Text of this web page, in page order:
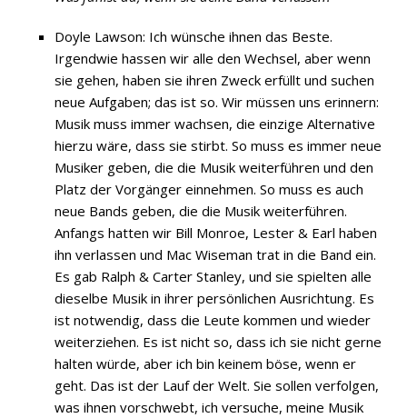
Doyle Lawson: Ich wünsche ihnen das Beste.
Irgendwie hassen wir alle den Wechsel, aber wenn
sie gehen, haben sie ihren Zweck erfüllt und suchen
neue Aufgaben; das ist so. Wir müssen uns erinnern:
Musik muss immer wachsen, die einzige Alternative
hierzu wäre, dass sie stirbt. So muss es immer neue
Musiker geben, die die Musik weiterführen und den
Platz der Vorgänger einnehmen. So muss es auch
neue Bands geben, die die Musik weiterführen.
Anfangs hatten wir Bill Monroe, Lester & Earl haben
ihn verlassen und Mac Wiseman trat in die Band ein.
Es gab Ralph & Carter Stanley, und sie spielten alle
dieselbe Musik in ihrer persönlichen Ausrichtung. Es
ist notwendig, dass die Leute kommen und wieder
weiterziehen. Es ist nicht so, dass ich sie nicht gerne
halten würde, aber ich bin keinem böse, wenn er
geht. Das ist der Lauf der Welt. Sie sollen verfolgen,
was ihnen vorschwebt, ich versuche, meine Musik